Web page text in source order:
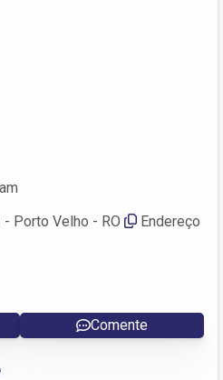
Porto Velho - RO
Endereço
Comente